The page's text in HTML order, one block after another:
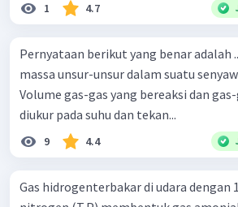
1 4.7
Pernyataan berikut yang benar adalah ...
massa unsur-unsur dalam suatu
Volume gas-gas yang bereaksi dan
diukur pada suhu dan tekan...
9 4.4
Gas hidrogenterbakar di udara dengan